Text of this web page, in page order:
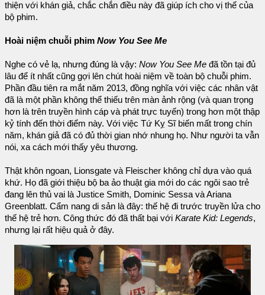
thiện với khán giả, chắc chắn điều này đã giúp ích cho vị thế của
bộ phim.
Hoài niệm chuỗi phim Now You See Me
Nghe có vẻ lạ, nhưng đúng là vậy: Now You See Me đã tồn tại đủ
lâu để ít nhất cũng gợi lên chút hoài niệm về toàn bộ chuỗi phim.
Phần đầu tiên ra mắt năm 2013, đồng nghĩa với việc các nhân vật
đã là một phần không thể thiếu trên màn ảnh rộng (và quan trọng
hơn là trên truyền hình cáp và phát trực tuyến) trong hơn một thập
kỷ tính đến thời điểm này. Với việc Tứ Kỵ Sĩ biến mất trong chín
năm, khán giả đã có đủ thời gian nhớ nhung họ. Như người ta vẫn
nói, xa cách mới thấy yêu thương.
Thật khôn ngoan, Lionsgate và Fleischer không chỉ dựa vào quá
khứ. Họ đã giới thiệu bộ ba ảo thuật gia mới do các ngôi sao trẻ
đang lên thủ vai là Justice Smith, Dominic Sessa và Ariana
Greenblatt. Cẩm nang di sản là đây: thế hệ đi trước truyền lửa cho
thế hệ trẻ hơn. Công thức đó đã thất bại với Karate Kid: Legends,
nhưng lại rất hiệu quả ở đây.